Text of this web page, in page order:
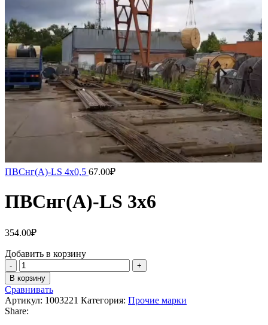
ПВСнг(А)-LS 4х0,5 67.00₽
ПВСнг(А)-LS 3х6
354.00₽
Добавить в корзину
В корзину
Сравнивать
Артикул: 1003221 Категория: Прочие марки
Share: